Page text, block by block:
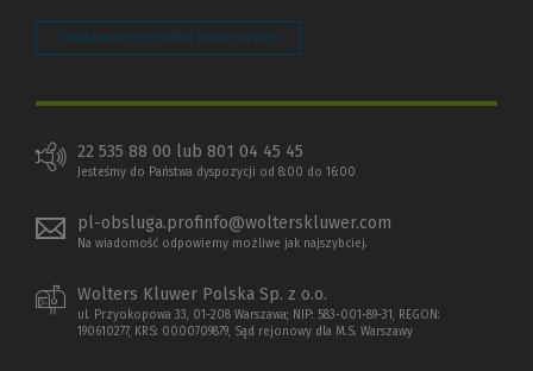
Zarządzaj preferencjami plików cookie
22 535 88 00 lub 801 04 45 45
Jesteśmy do Państwa dyspozycji od 8:00 do 16:00
pl-obsluga.profinfo@wolterskluwer.com
Na wiadomość odpowiemy możliwe jak najszybciej.
Wolters Kluwer Polska Sp. z o.o.
ul. Przyokopowa 33, 01-208 Warszawa; NIP: 583-001-89-31, REGON:
190610277, KRS: 0000709879, Sąd rejonowy dla M.S. Warszawy